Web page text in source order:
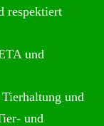
respektiert
und
und
und